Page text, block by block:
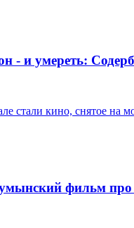
- и умереть:
стали кино, снятое на
фильм